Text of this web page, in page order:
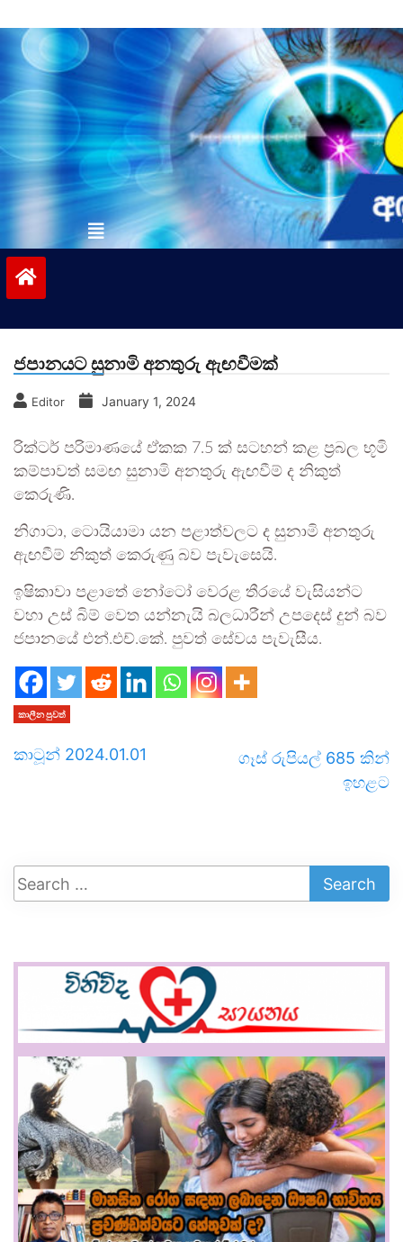
to
contentvinivida.lk
ජපානයට සුනාමි අනතුරු ඇඟවීමක්
Editor January 1, 2024
රික්ටර් පරිමාණයේ ඒකක 7.5 ක් සටහන් කළ ප්‍රබල භූමි
කම්පාවත් සමඟ සුනාමි අනතුරු ඇඟවීම් ද නිකුත්
කෙරුණි.
නිගාටා, ටොයියාමා යන පළාත්වලට ද සුනාමි අනතුරු
ඇඟවීම් නිකුත් කෙරුණු බව පැවැසෙයි.
ඉෂිකාවා පළාතේ නෝටෝ වෙරළ තීරයේ වැසියන්ට
වහා උස් බිම් වෙත යන්නැයි බලධාරීන් උපදෙස් දුන් බව
ජපානයේ එන්.එච්.කේ. පුවත් සේවය පැවැසීය.
කාලීන පුවත්
කාටූන් 2024.01.01
ගෑස් රුපියල් 685 කින්
ඉහළට